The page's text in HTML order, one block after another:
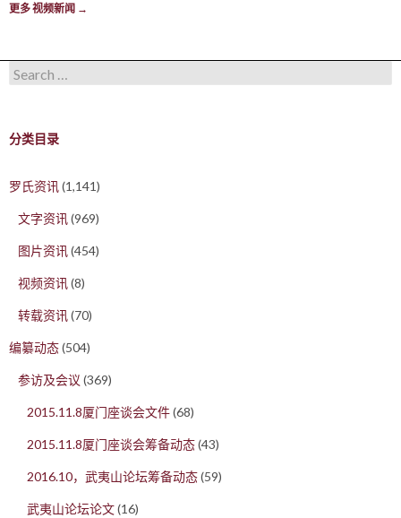
更多 视频新闻 →
Search for:
分类目录
罗氏资讯(1,141)
文字资讯(969)
图片资讯(454)
视频资讯(8)
转载资讯(70)
编纂动态(504)
参访及会议 (369)
2015.11.8厦门座谈会文件(68)
2015.11.8厦门座谈会筹备动态(43)
2016.10，武夷山论坛筹备动态(59)
武夷山论坛论文(16)